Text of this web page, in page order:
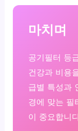
마치며
공기필터 등
건강과 비용
급별 특성과
경에 맞는 필
이 중요합니